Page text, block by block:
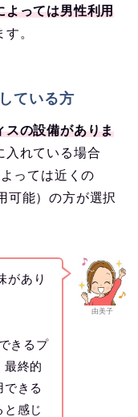
よっては男性利用
。
ている方
スの設備がありま
入れている場合
っては近くの
可能）の方が選択
由美子
があり
きるプ
最終的
きる
と感じ